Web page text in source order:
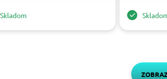
Skladom